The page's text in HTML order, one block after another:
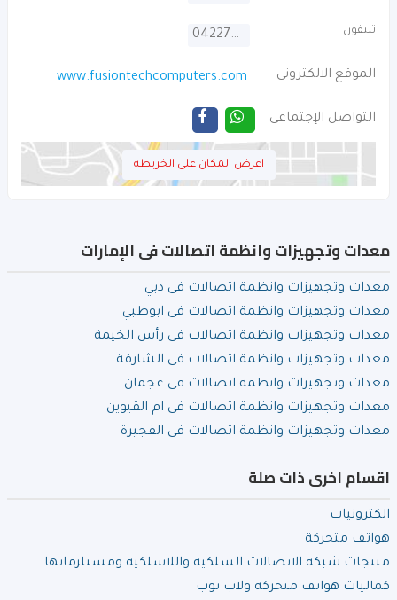
تليفون 042270607
الموقع الالكترونى www.fusiontechcomputers.com
التواصل الإجتماعى
اعرض المكان على الخريطه
معدات وتجهيزات وانظمة اتصالات فى الإمارات
معدات وتجهيزات وانظمة اتصالات فى دبي
معدات وتجهيزات وانظمة اتصالات فى ابوظبي
معدات وتجهيزات وانظمة اتصالات فى رأس الخيمة
معدات وتجهيزات وانظمة اتصالات فى الشارقة
معدات وتجهيزات وانظمة اتصالات فى عجمان
معدات وتجهيزات وانظمة اتصالات فى ام القيوين
معدات وتجهيزات وانظمة اتصالات فى الفجيرة
اقسام اخرى ذات صلة
الكترونيات
هواتف متحركة
منتجات شبكة الاتصالات السلكية واللاسلكية ومستلزماتها
كماليات هواتف متحركة ولاب توب